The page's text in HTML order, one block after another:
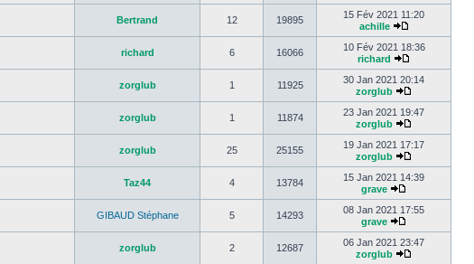
Bertrand 12 19895
15 Fév 2021 11:20
achille
richard 6 16066
10 Fév 2021 18:36
richard
zorglub 1 11925
30 Jan 2021 20:14
zorglub
zorglub 1 11874
23 Jan 2021 19:47
zorglub
zorglub 25 25155
19 Jan 2021 17:17
zorglub
Taz44 4 13784
15 Jan 2021 14:39
grave
GIBAUD Stéphane 5 14293
08 Jan 2021 17:55
grave
zorglub 2 12687
06 Jan 2021 23:47
zorglub